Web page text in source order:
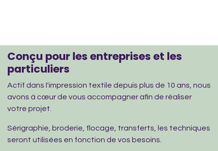
Conçu pour les entreprises et les
particuliers
Actif dans l'impression textile depuis plus de 10 ans, nous
avons à cœur de vous accompagner afin de réaliser
votre projet.
Sérigraphie, broderie, flocage, transferts, les techniques
seront utilisées en fonction de vos besoins.